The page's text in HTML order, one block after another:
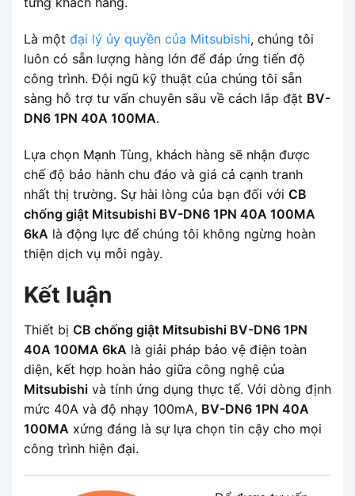
Là một đại lý ủy quyền của Mitsubishi, chúng tôi
luôn có sẵn lượng hàng lớn để đáp ứng tiến độ
công trình. Đội ngũ kỹ thuật của chúng tôi sẵn
sàng hỗ trợ tư vấn chuyên sâu về cách lắp đặt BV-
DN6 1PN 40A 100MA.
Lựa chọn Mạnh Tùng, khách hàng sẽ nhận được
chế độ bảo hành chu đáo và giá cả cạnh tranh
nhất thị trường. Sự hài lòng của bạn đối với CB
chống giật Mitsubishi BV-DN6 1PN 40A 100MA
6kA là động lực để chúng tôi không ngừng hoàn
thiện dịch vụ mỗi ngày.
Kết luận
Thiết bị CB chống giật Mitsubishi BV-DN6 1PN
40A 100MA 6kA là giải pháp bảo vệ điện toàn
diện, kết hợp hoàn hảo giữa công nghệ của
Mitsubishi và tính ứng dụng thực tế. Với dòng định
mức 40A và độ nhạy 100mA, BV-DN6 1PN 40A
100MA xứng đáng là sự lựa chọn tin cậy cho mọi
công trình hiện đại.